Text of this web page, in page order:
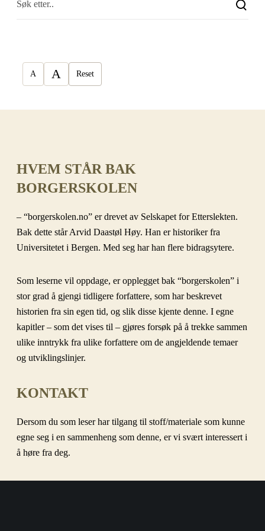
A A Reset
HVEM STÅR BAK
BORGERSKOLEN
– “borgerskolen.no” er drevet av Selskapet for Etterslekten.
Bak dette står Arvid Daastøl Høy. Han er historiker fra
Universitetet i Bergen. Med seg har han flere bidragsytere.
Som leserne vil oppdage, er opplegget bak “borgerskolen” i
stor grad å gjengi tidligere forfattere, som har beskrevet
historien fra sin egen tid, og slik disse kjente denne. I egne
kapitler – som det vises til – gjøres forsøk på å trekke sammen
ulike inntrykk fra ulike forfattere om de angjeldende temaer
og utviklingslinjer.
KONTAKT
Dersom du som leser har tilgang til stoff/materiale som kunne
egne seg i en sammenheng som denne, er vi svært interessert i
å høre fra deg.